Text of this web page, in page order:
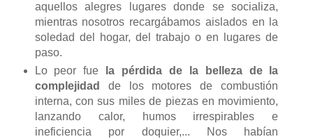
aquellos alegres lugares donde se socializa,
mientras nosotros recargábamos aislados en la
soledad del hogar, del trabajo o en lugares de
paso.
Lo peor fue
la pérdida de la belleza de la
complejidad
de los motores de combustión
interna, con sus miles de piezas en movimiento,
lanzando calor, humos irrespirables e
ineficiencia por doquier,... Nos habían